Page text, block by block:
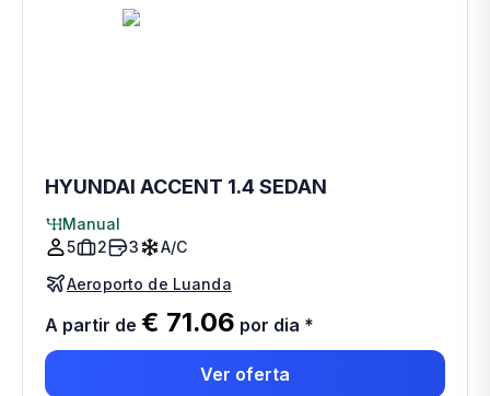
HYUNDAI ACCENT 1.4 SEDAN
Manual
5
2 3
A/C
Aeroporto de Luanda
A partir de € 71.06 por dia *
Ver oferta